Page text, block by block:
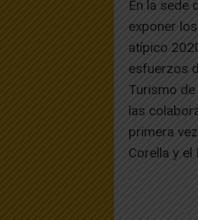
En la sede
exponer
atípico
esfuerzos
Turismo de
las
primera
Corella y